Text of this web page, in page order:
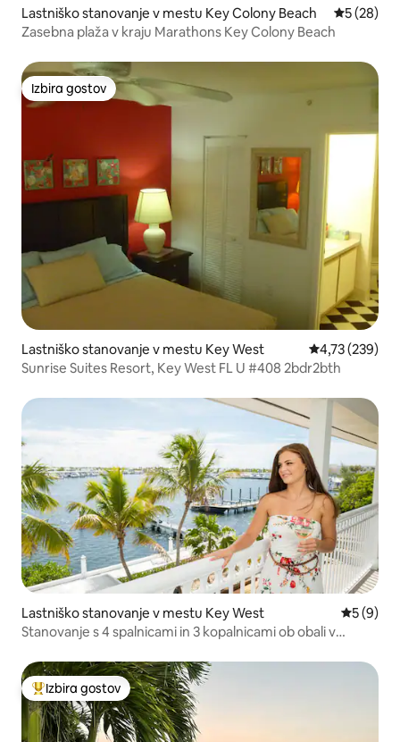
Lastniško stanovanje v mestu Key Colony Beach
5 (28)
Zasebna plaža v kraju Marathons Key Colony Beach
Izbira gostov
Izbira gostov
Lastniško stanovanje v mestu Key West Povprečna
4,73 (239)
Sunrise Suites Resort, Key West FL U #408 2bdr2bth
Lastniško stanovanje v mestu Key West
5 (9)
Stanovanje s 4 spalnicami in 3 kopalnicami ob obali v
Najbolj priljubljena prenočišča z značko »Izbira gostov«
Izbira gostov